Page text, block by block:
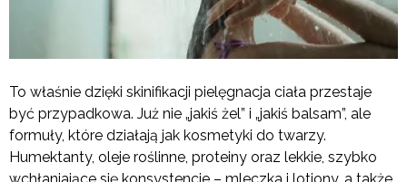
To właśnie dzięki skinifikacji pielęgnacja ciała przestaje
być przypadkowa. Już nie „jakiś żel” i „jakiś balsam”, ale
formuły, które działają jak kosmetyki do twarzy.
Humektanty, oleje roślinne, proteiny oraz lekkie, szybko